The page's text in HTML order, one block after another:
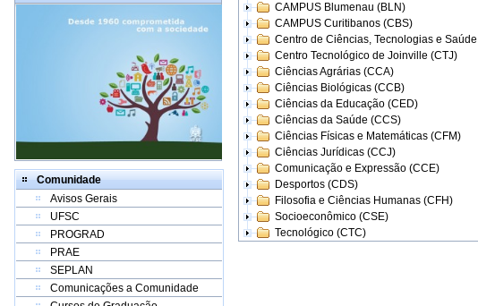
Comunidade
Avisos Gerais
UFSC
PROGRAD
PRAE
SEPLAN
Comunicações a Comunidade
CAMPUS Blumenau (BLN)
CAMPUS Curitibanos (CBS)
Centro de Ciências, Tecnologias e
Centro Tecnológico de Joinville (CTJ)
Ciências Agrárias (CCA)
Ciências Biológicas (CCB)
Ciências da Educação (CED)
Ciências da Saúde (CCS)
Ciências Físicas e Matemáticas (CFM)
Ciências Jurídicas (CCJ)
Comunicação e Expressão (CCE)
Desportos (CDS)
Filosofia e Ciências Humanas (CFH)
Socioeconômico (CSE)
Tecnológico (CTC)